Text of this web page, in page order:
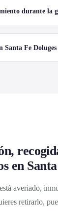
durante la
Santa Fe
en
averiado,
retirarlo,